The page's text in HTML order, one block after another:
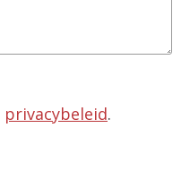
privacybeleid.